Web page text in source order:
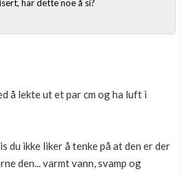
har dette noe å si?
å lekte ut et par cm og ha luft i
du ikke liker å tenke på at den er der
den... varmt vann, svamp og